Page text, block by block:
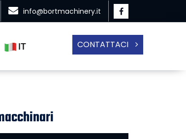
info@bortmachinery.it
CONTATTACI
IT